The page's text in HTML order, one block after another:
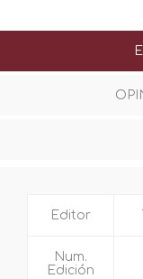
Editor
Num.
Edición